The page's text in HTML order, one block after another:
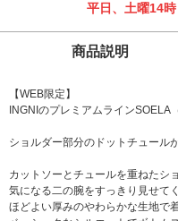
平日、土曜14
商品説明
【WEB限定】
INGNIのプレミアムラインSOELA
ショルダー部分のドットチュール
カットソーとチュールを重ねたシ
気になる二の腕をすっきり見せて
ほどよい厚みのやわらかな生地で